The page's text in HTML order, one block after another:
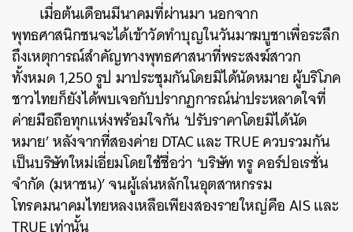
เมื่อต้นเดือนมีนาคมที่ผ่านมา นอกจาก
พุทธศาสนิกชนจะได้เข้าวัดทำบุญในวันมาฆบูชาเพื่อระลึก
ถึงเหตุการณ์สำคัญทางพุทธศาสนาที่พระสงฆ์สาวก
ทั้งหมด 1,250 รูป มาประชุมกันโดยมิได้นัดหมาย ผู้บริโภค
ชาวไทยก็ยังได้พบเจอกับปรากฏการณ์น่าประหลาดใจที่
ค่ายมือถือทุกแห่งพร้อมใจกัน ‘ปรับราคาโดยมิได้นัด
หมาย’ หลังจากที่สองค่าย DTAC และ TRUE ควบรวมกัน
เป็นบริษัทใหม่เอี่ยมโดยใช้ชื่อว่า ‘บริษัท ทรู คอร์ปอเรชั่น
จำกัด (มหาชน)’ จนผู้เล่นหลักในอุตสาหกรรม
โทรคมนาคมไทยหลงเหลือเพียงสองรายใหญ่คือ AIS และ